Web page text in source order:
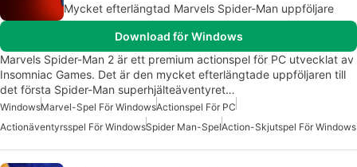
Mycket efterlängtad Marvels Spider-Man uppföljare
Download för Windows
Marvels Spider-Man 2 är ett premium actionspel för PC utvecklat av
Insomniac Games. Det är den mycket efterlängtade uppföljaren till
det första Spider-Man superhjälteäventyret…
WindowsMarvel-Spel För WindowsActionspel För PC
Actionäventyrsspel För WindowsSpider Man-SpelAction-Skjutspel För Windows